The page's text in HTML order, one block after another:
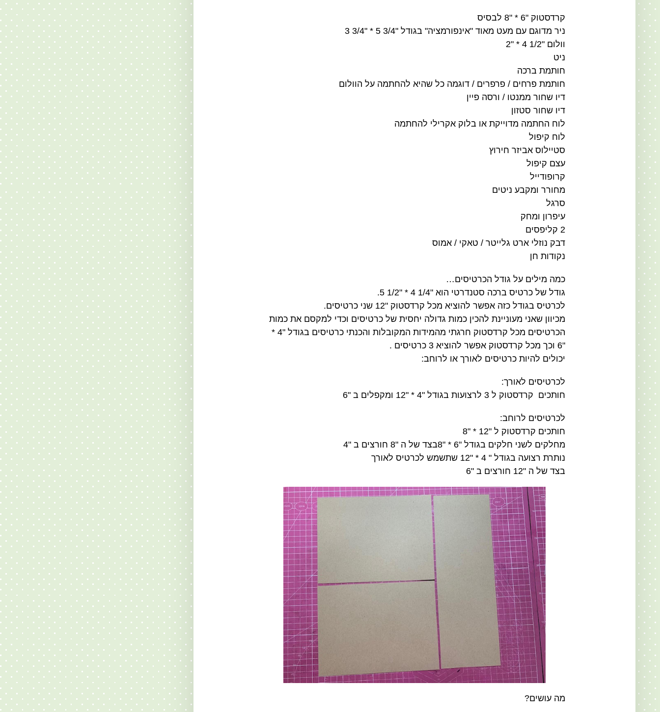
קרדסטוק "6 * "8 לבסיס
ניר מדוגם עם מעט מאוד "אינפורמציה" בגודל "3/4 5 * "3/4 3
וולום "1/2 4 * "2
ניט
חותמת ברכה
חותמת פרחים / פרפרים / דוגמה כל שהיא להחתמה על הוולום
דיו שחור ממנטו / ורסה פיין
דיו שחור סטזון
לוח החתמה מדוייקת או בלוק אקרילי להחתמה
לוח קיפול
סטיילוס אביזר חירוץ
עצם קיפול
קרופודייל
מחורר ומקבע ניטים
סרגל
עיפרון ומחק
2 קליפסים
דבק נוזלי ארט גלייטר / טאקי / אמוס
נקודות חן
כמה מילים על גודל הכרטיסים…
גודל של כרטיס ברכה סטנדרטי הוא "1/4 4 * "1/2 5.
לכרטיס בגודל כזה אפשר להוציא מכל קרדסטוק "12 שני כרטיסים.
מכיוון שאני מעוניינת להכין כמות גדולה יחסית של כרטיסים וכדי למקסם את כמות
הכרטיסים מכל קרדסטוק חרגתי מהמידות המקובלות והכנתי כרטיסים בגודל "4 *
"6 וכך מכל קרדסטוק אפשר להוציא 3 כרטיסים .
יכולים להיות כרטיסים לאורך או לרוחב:
לכרטיסים לאורך:
חותכים קרדסטוק ל 3 לרצועות בגודל "4 * "12 ומקפלים ב "6
לכרטיסים לרוחב:
חותכים קרדסטוק ל "12 * "8
מחלקים לשני חלקים בגודל "6 * "8בצד של ה "8 חורצים ב "4
נותרת רצועה בגודל " 4 * "12 שתשמש לכרטיס לאורך
בצד של ה "12 חורצים ב "6
מה עושים?